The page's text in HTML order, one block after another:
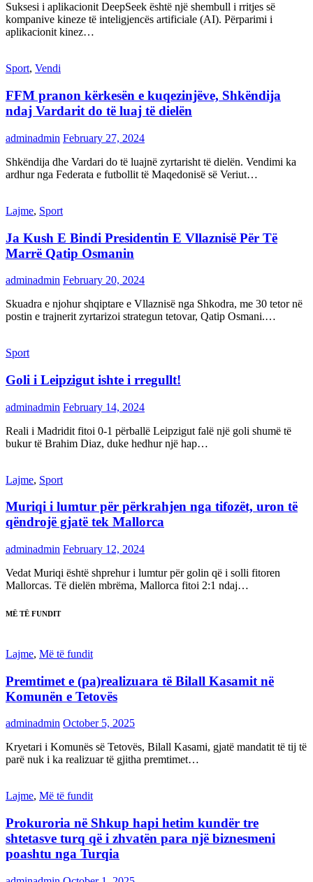
Suksesi i aplikacionit DeepSeek është një shembull i rritjes së
kompanive kineze të inteligjencës artificiale (AI). Përparimi i
aplikacionit kinez…
Sport, Vendi
FFM pranon kërkesën e kuqezinjëve, Shkëndija
ndaj Vardarit do të luaj të dielën
adminadmin February 27, 2024
Shkëndija dhe Vardari do të luajnë zyrtarisht të dielën. Vendimi ka
ardhur nga Federata e futbollit të Maqedonisë së Veriut…
Lajme, Sport
Ja Kush E Bindi Presidentin E Vllaznisë Për Të
Marrë Qatip Osmanin
adminadmin February 20, 2024
Skuadra e njohur shqiptare e Vllaznisë nga Shkodra, me 30 tetor në
postin e trajnerit zyrtarizoi strategun tetovar, Qatip Osmani.…
Sport
Goli i Leipzigut ishte i rregullt!
adminadmin February 14, 2024
Reali i Madridit fitoi 0-1 përballë Leipzigut falë një goli shumë të
bukur të Brahim Diaz, duke hedhur një hap…
Lajme, Sport
Muriqi i lumtur për përkrahjen nga tifozët, uron të
qëndrojë gjatë tek Mallorca
adminadmin February 12, 2024
Vedat Muriqi është shprehur i lumtur për golin që i solli fitoren
Mallorcas. Të dielën mbrëma, Mallorca fitoi 2:1 ndaj…
MË TË FUNDIT
Lajme, Më të fundit
Premtimet e (pa)realizuara të Bilall Kasamit në
Komunën e Tetovës
adminadmin October 5, 2025
Kryetari i Komunës së Tetovës, Bilall Kasami, gjatë mandatit të tij të
parë nuk i ka realizuar të gjitha premtimet…
Lajme, Më të fundit
Prokuroria në Shkup hapi hetim kundër tre
shtetasve turq që i zhvatën para një biznesmeni
poashtu nga Turqia